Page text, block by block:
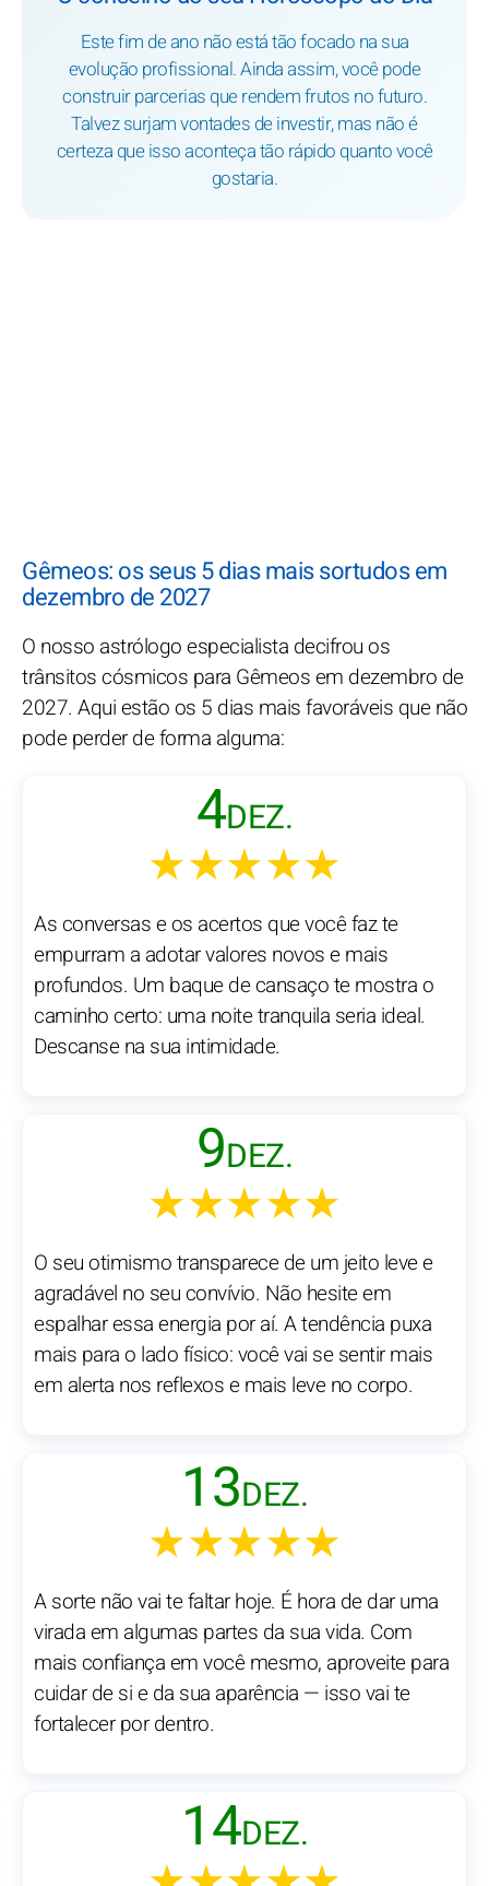
Este fim de ano não está tão focado na sua
evolução profissional. Ainda assim, você pode
construir parcerias que rendem frutos no futuro.
Talvez surjam vontades de investir, mas não é
certeza que isso aconteça tão rápido quanto você
gostaria.
Gêmeos: os seus 5 dias mais sortudos em
dezembro de 2027
O nosso astrólogo especialista decifrou os
trânsitos cósmicos para Gêmeos em dezembro de
2027. Aqui estão os 5 dias mais favoráveis que não
pode perder de forma alguma:
4DEZ.
★★★★★
As conversas e os acertos que você faz te
empurram a adotar valores novos e mais
profundos. Um baque de cansaço te mostra o
caminho certo: uma noite tranquila seria ideal.
Descanse na sua intimidade.
9DEZ.
★★★★★
O seu otimismo transparece de um jeito leve e
agradável no seu convívio. Não hesite em
espalhar essa energia por aí. A tendência puxa
mais para o lado físico: você vai se sentir mais
em alerta nos reflexos e mais leve no corpo.
13DEZ.
★★★★★
A sorte não vai te faltar hoje. É hora de dar uma
virada em algumas partes da sua vida. Com
mais confiança em você mesmo, aproveite para
cuidar de si e da sua aparência — isso vai te
fortalecer por dentro.
14DEZ.